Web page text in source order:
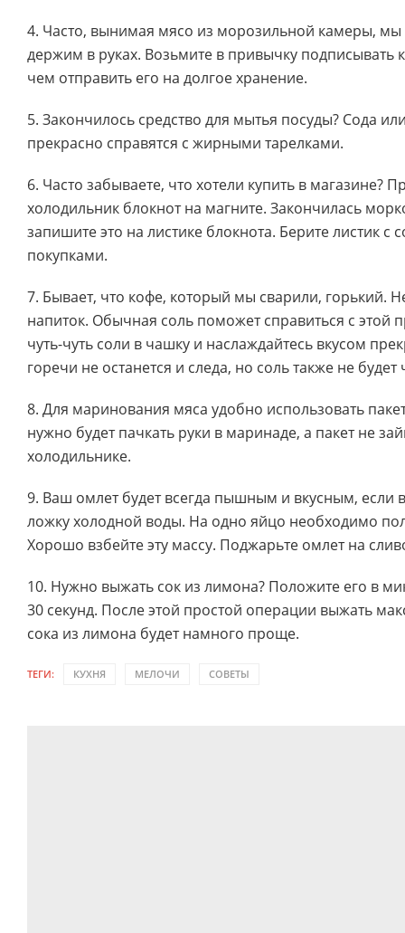
4. Часто, вынимая мясо из морозильной камеры,
держим в руках. Возьмите в привычку подписывать
чем отправить его на долгое хранение.
5. Закончилось средство для мытья посуды? Сода
прекрасно справятся с жирными тарелками.
6. Часто забываете, что хотели купить в магазине?
холодильник блокнот на магните. Закончилась
запишите это на листике блокнота. Берите листик с
покупками.
7. Бывает, что кофе, который мы сварили, горький.
напиток. Обычная соль поможет справиться с этой
чуть-чуть соли в чашку и наслаждайтесь вкусом
горечи не останется и следа, но соль также не будет
8. Для маринования мяса удобно использовать
нужно будет пачкать руки в маринаде, а пакет не
холодильнике.
9. Ваш омлет будет всегда пышным и вкусным, если
ложку холодной воды. На одно яйцо необходимо
Хорошо взбейте эту массу. Поджарьте омлет на
10. Нужно выжать сок из лимона? Положите его в
30 секунд. После этой простой операции выжать
сока из лимона будет намного проще.
ТЕГИ: КУХНЯ МЕЛОЧИ СОВЕТЫ